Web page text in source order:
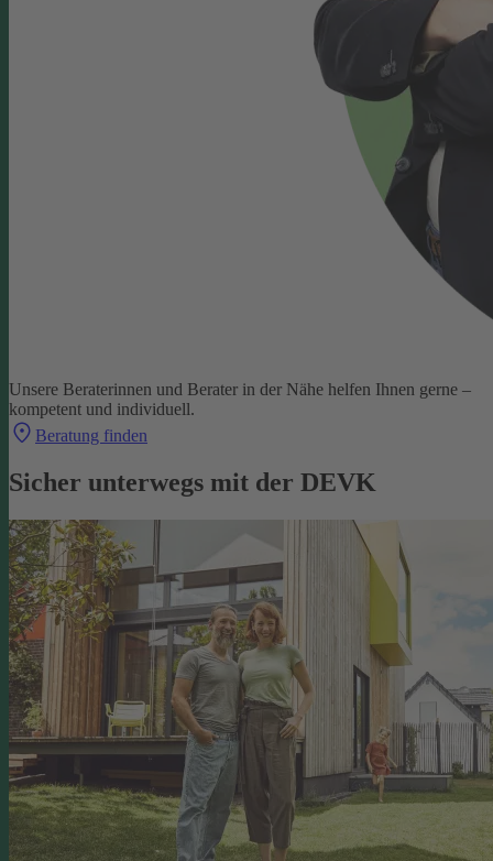
Unsere Beraterinnen und Berater in der Nähe helfen Ihnen gerne –
kompetent und individuell.
Beratung finden
Sicher unterwegs mit der DEVK